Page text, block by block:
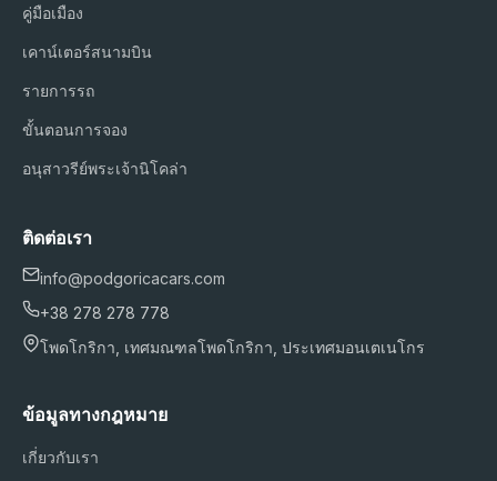
คู่มือเมือง
เคาน์เตอร์สนามบิน
รายการรถ
ขั้นตอนการจอง
อนุสาวรีย์พระเจ้านิโคล่า
ติดต่อเรา
info@podgoricacars.com
+38 278 278 778
โพดโกริกา, เทศมณฑลโพดโกริกา, ประเทศมอนเตเนโกร
ข้อมูลทางกฎหมาย
เกี่ยวกับเรา